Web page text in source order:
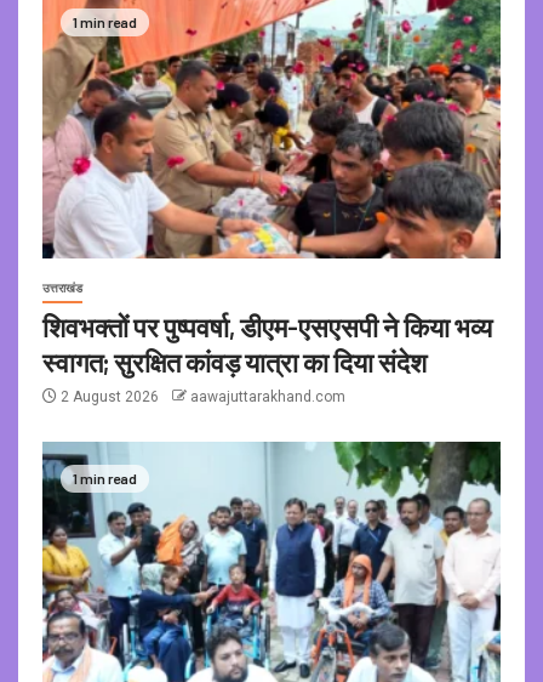
1 min read
उत्तराखंड
शिवभक्तों पर पुष्पवर्षा, डीएम-एसएसपी ने किया भव्य
स्वागत; सुरक्षित कांवड़ यात्रा का दिया संदेश
2 August 2026 aawajuttarakhand.com
1 min read